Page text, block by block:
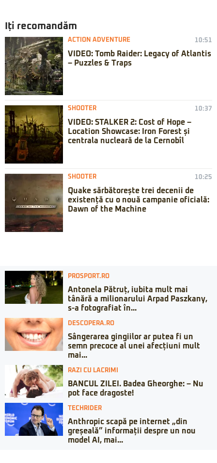
Iți recomandăm
ACTION ADVENTURE 10:51
VIDEO: Tomb Raider: Legacy of Atlantis
– Puzzles & Traps
SHOOTER 10:37
VIDEO: STALKER 2: Cost of Hope –
Location Showcase: Iron Forest și
centrala nucleară de la Cernobîl
SHOOTER 10:25
Quake sărbătorește trei decenii de
existență cu o nouă campanie oficială:
Dawn of the Machine
PROSPORT.RO
Antonela Pătruț, iubita mult mai
tânără a milionarului Arpad Paszkany,
s-a fotografiat în...
DESCOPERA.RO
Sângerarea gingiilor ar putea fi un
semn precoce al unei afecțiuni mult
mai...
RAZI CU LACRIMI
BANCUL ZILEI. Badea Gheorghe: – Nu
pot face dragoste!
TECHRIDER
Anthropic scapă pe internet „din
greșeală” informații despre un nou
model AI, mai...